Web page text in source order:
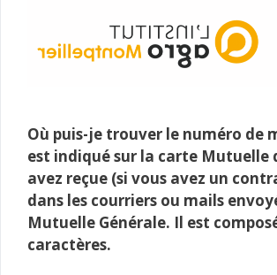
Où puis-je trouver le numéro de
est indiqué sur la carte Mutuelle
avez reçue (si vous avez un
dans les courriers ou mails
Mutuelle Générale. Il est
caractères.